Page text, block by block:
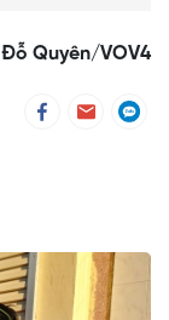
Đỗ Quyên/VOV4